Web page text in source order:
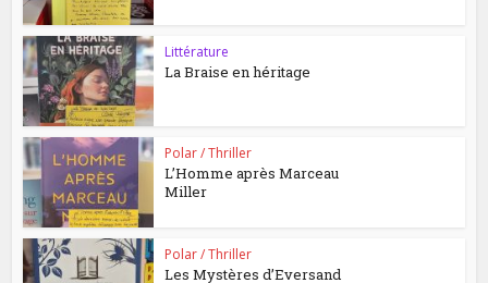
Littérature
La Braise en héritage
Polar / Thriller
L’Homme après Marceau
Miller
Polar / Thriller
Les Mystères d’Eversand